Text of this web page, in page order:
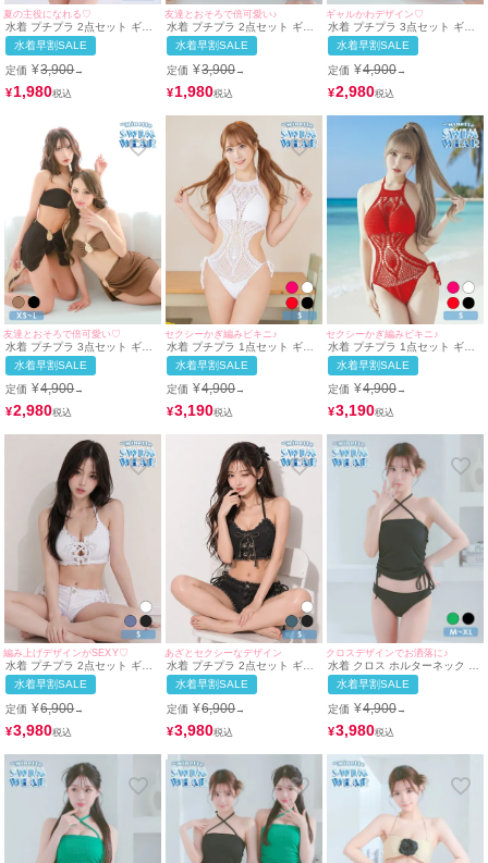
夏の主役になれる♡
水着 プチプラ 2点セット ギャ
ル ホルターネック ハイウエス
ト 紐ビキニ シンプル クロスデ
ザイン ワンカラー 白 ビキニ
(みのり着用/Mサイズ対応) |
myMinette/マイミネット
水着早割SALE
定価 ¥3,900→
¥1,980
友達とおそろで倍可愛い♪
水着 プチプラ 2点セット ギャ
ル ホルターネック ハイウエス
ト 紐ビキニ シンプル 白 黒 ブ
ラック ビキニ (みのり・ちぴた
ん着用/Mサイズ対応) |
myMinette/マイミネット
水着早割SALE
定価 ¥3,900→
¥1,980
ギャルかわデザイン♡
水着 プチプラ 3点セット ギャ
ル 2way 体型カバー バンドゥ
スカートタイプ バックル モカ
ビキニ (ちぴたん着用/XS~Lサ
イズ対応) | myMinette/マイミ
ネット
水着早割SALE
定価 ¥4,900→
¥2,980
友達とおそろで倍可愛い♡
水着 プチプラ 3点セット ギャ
ル 2way 体型カバー バンドゥ
スカートタイプ 黒 茶色 ビキニ
(みのり・ちぴたん着用/XS~L
サイズ対応) | myMinette/マイ
ミネット
水着早割SALE
定価 ¥4,900→
¥2,980
セクシーかぎ編みビキニ♪
水着 プチプラ 1点セット ギャ
ル ホルターネック オールイン
ワン 編み上げ メッシュ かぎ編
み 白 ビキニ (Sサイズ対応) |
myMinette/マイミネット
水着早割SALE
定価 ¥4,900→
¥3,190
セクシーかぎ編みビキニ♪
水着 プチプラ 1点セット ギャ
ル ホルターネック オールイン
ワン 編み上げ メッシュ セクシ
ー 赤 ビキニ (Sサイズ対応) |
myMinette/マイミネット
水着早割SALE
定価 ¥4,900→
¥3,190
編み上げデザインがSEXY♡
水着 プチプラ 2点セット ギャ
ル セット リボン カジュアル
編み上げ デニム ローライズ 白
ビキニ (Sサイズ対応) |
myMinette/マイミネット
水着早割SALE
定価 ¥6,900→
¥3,980
あざとセクシーなデザイン
水着 プチプラ 2点セット ギャ
ル セット リボン 編み上げ デ
ニム 黒 ブラック ビキニ (Sサ
イズ対応) | myMinette/マイミ
ネット
水着早割SALE
定価 ¥6,900→
¥3,980
クロスデザインでお洒落に♪
水着 クロス ホルターネック ド
ロスト ビスチェ 体型カバー ワ
ンカラー 韓国風 ギャル タンキ
ニ (ブラック/聖菜)
水着早割SALE
定価 ¥4,900→
¥3,980